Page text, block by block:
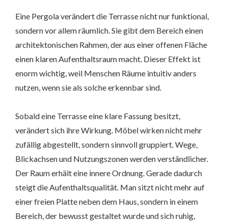
Eine Pergola verändert die Terrasse nicht nur funktional,
sondern vor allem räumlich. Sie gibt dem Bereich einen
architektonischen Rahmen, der aus einer offenen Fläche
einen klaren Aufenthaltsraum macht. Dieser Effekt ist
enorm wichtig, weil Menschen Räume intuitiv anders
nutzen, wenn sie als solche erkennbar sind.
Sobald eine Terrasse eine klare Fassung besitzt,
verändert sich ihre Wirkung. Möbel wirken nicht mehr
zufällig abgestellt, sondern sinnvoll gruppiert. Wege,
Blickachsen und Nutzungszonen werden verständlicher.
Der Raum erhält eine innere Ordnung. Gerade dadurch
steigt die Aufenthaltsqualität. Man sitzt nicht mehr auf
einer freien Platte neben dem Haus, sondern in einem
Bereich, der bewusst gestaltet wurde und sich ruhig,